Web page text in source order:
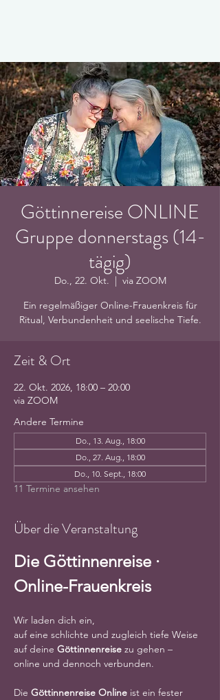
Göttinnereise ONLINE
Gruppe donnerstags (14-
tägig)
Do., 22. Okt.
  |
via ZOOM
Ein regelmäßiger Online-Frauenkreis für
Ritual, Verbundenheit und seelische Tiefe.
Zeit & Ort
22. Okt. 2026, 18:00 – 20:00
via ZOOM
Andere Termine
Do., 13. Aug., 18:00
Do., 27. Aug., 18:00
Do., 10. Sept., 18:00
11 Termine ansehen
Über die Veranstaltung
Die Göttinnenreise ·
Online-Frauenkreis
Wir laden dich ein,
auf eine schlichte und zugleich tiefe Weise
auf deine Göttinnenreise zu gehen –
online und dennoch verbunden.
Die Göttinnenreise Online ist ein fester